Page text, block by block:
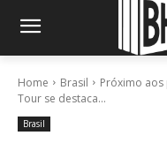
Home Brasil
Próximo aos
Tour se destaca...
Brasil